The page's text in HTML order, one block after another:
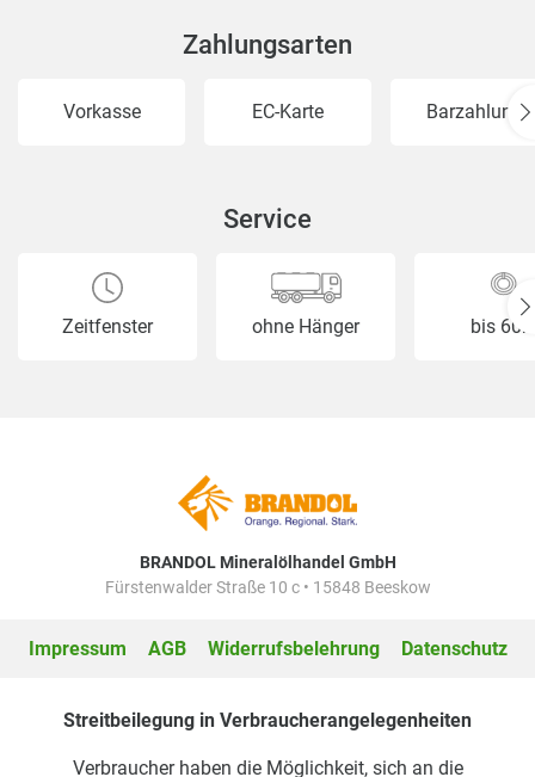
Zahlungsarten
Vorkasse EC-Karte Barzahlung
Service
Zeitfenster ohne Hänger bis
BRANDOL Mineralölhandel GmbH
Fürstenwalder Straße 10 c • 15848 Beeskow
Impressum AGB Widerrufsbelehrung Datenschutz
Streitbeilegung in Verbraucherangelegenheiten
Verbraucher haben die Möglichkeit, sich an die